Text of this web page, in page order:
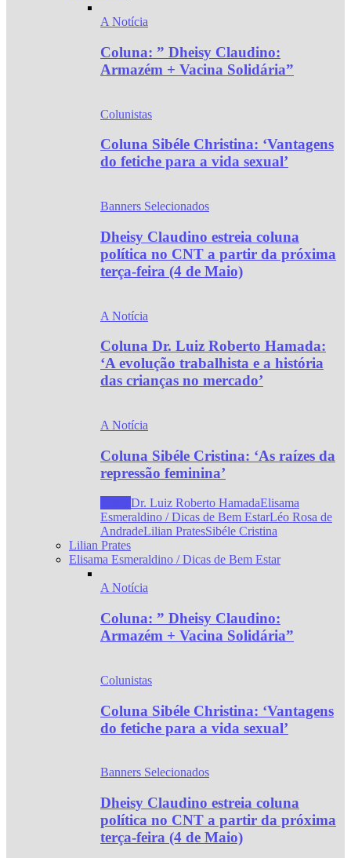
A Notícia
Coluna: ” Dheisy Claudino:
Armazém + Vacina Solidária”
Colunistas
Coluna Sibéle Christina: ‘Vantagens
do fetiche para a vida sexual’
Banners Selecionados
Dheisy Claudino estreia coluna
política no CNT a partir da próxima
terça-feira (4 de Maio)
A Notícia
Coluna Dr. Luiz Roberto Hamada:
‘A evolução trabalhista e a história
das crianças no mercado’
A Notícia
Coluna Sibéle Cristina: ‘As raízes da
repressão feminina’
Dr. Luiz Roberto HamadaElisama
Esmeraldino / Dicas de Bem EstarLéo Rosa de
AndradeLilian PratesSibéle Cristina
Lilian Prates
Elisama Esmeraldino / Dicas de Bem Estar
A Notícia
Coluna: ” Dheisy Claudino:
Armazém + Vacina Solidária”
Colunistas
Coluna Sibéle Christina: ‘Vantagens
do fetiche para a vida sexual’
Banners Selecionados
Dheisy Claudino estreia coluna
política no CNT a partir da próxima
terça-feira (4 de Maio)